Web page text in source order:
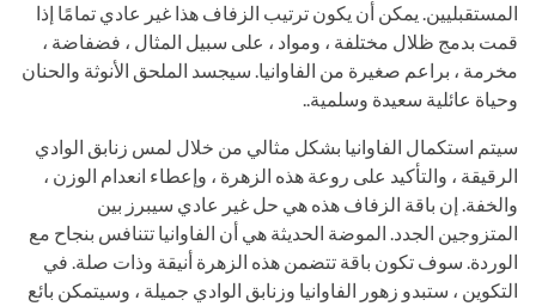
المستقبليين. يمكن أن يكون ترتيب الزفاف هذا غير عادي تمامًا إذا
قمت بدمج ظلال مختلفة ، ومواد ، على سبيل المثال ، فضفاضة ،
مخرمة ، براعم صغيرة من الفاوانيا. سيجسد الملحق الأنوثة والحنان
وحياة عائلية سعيدة وسلمية..
سيتم استكمال الفاوانيا بشكل مثالي من خلال لمس زنابق الوادي
الرقيقة ، والتأكيد على روعة هذه الزهرة ، وإعطاء انعدام الوزن ،
والخفة. إن باقة الزفاف هذه هي حل غير عادي سيبرز بين
المتزوجين الجدد. الموضة الحديثة هي أن الفاوانيا تتنافس بنجاح مع
الوردة. سوف تكون باقة تتضمن هذه الزهرة أنيقة وذات صلة. في
التكوين ، ستبدو زهور الفاوانيا وزنابق الوادي جميلة ، وسيتمكن بائع